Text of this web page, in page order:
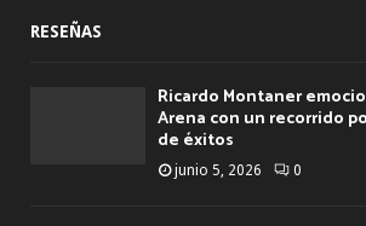
RESEÑAS
Ricardo Montaner
Arena con un recorrido
de éxitos
junio 5, 2026 0